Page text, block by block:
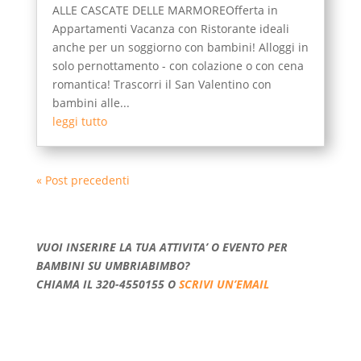
ALLE CASCATE DELLE MARMOREOfferta in
Appartamenti Vacanza con Ristorante ideali
anche per un soggiorno con bambini! Alloggi in
solo pernottamento - con colazione o con cena
romantica! Trascorri il San Valentino con
bambini alle...
leggi tutto
« Post precedenti
VUOI INSERIRE LA TUA ATTIVITA’ O EVENTO PER
BAMBINI SU UMBRIABIMBO?
CHIAMA IL 320-4550155 O SCRIVI UN’EMAIL